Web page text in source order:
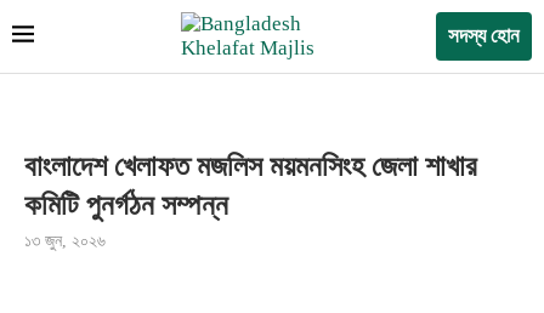
সদস্য হোন
বাংলাদেশ খেলাফত মজলিস ময়মনসিংহ জেলা শাখার
কমিটি পুনর্গঠন সম্পন্ন
১৩ জুন, ২০২৬